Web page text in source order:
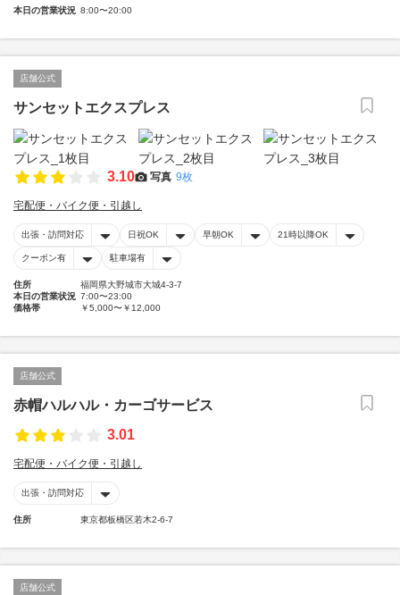
本日の営業状況 8:00〜20:00
店舗公式
サンセットエクスプレス
3.10 写真 9枚
宅配便・バイク便・引越し
出張・訪問対応 日祝OK 早朝OK 21時以降OK
クーポン有 駐車場有
住所
福岡県大野城市大城4-3-7
本日の営業状況 7:00〜23:00
価格帯
￥5,000〜￥12,000
店舗公式
赤帽ハルハル・カーゴサービス
3.01
宅配便・バイク便・引越し
出張・訪問対応
住所 東京都板橋区若木2-6-7
店舗公式